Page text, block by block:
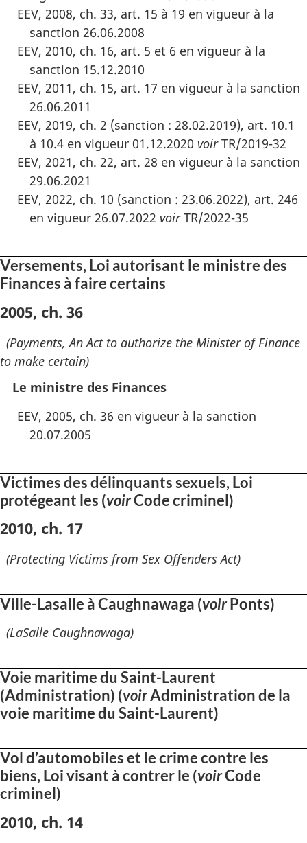
EEV, 2008, ch. 33, art. 15 à 19 en vigueur à la
sanction 26.06.2008
EEV, 2010, ch. 16, art. 5 et 6 en vigueur à la
sanction 15.12.2010
EEV, 2011, ch. 15, art. 17 en vigueur à la sanction
26.06.2011
EEV, 2019, ch. 2 (sanction : 28.02.2019), art. 10.1
à 10.4 en vigueur 01.12.2020 voirTR/2019-32
EEV, 2021, ch. 22, art. 28 en vigueur à la sanction
29.06.2021
EEV, 2022, ch. 10 (sanction : 23.06.2022), art. 246
en vigueur 26.07.2022 voirTR/2022-35
Versements, Loi autorisant le ministre des
Finances à faire certains
2005, ch. 36
(Payments, An Act to authorize the Minister of Finance
to make certain)
Le ministre des Finances
EEV, 2005, ch. 36 en vigueur à la sanction
20.07.2005
Victimes des délinquants sexuels, Loi
protégeant les (voirCode criminel)
2010, ch. 17
(Protecting Victims from Sex Offenders Act)
Ville-Lasalle à Caughnawaga (voirPonts)
(LaSalle Caughnawaga)
Voie maritime du Saint-Laurent
(Administration) (voirAdministration de la
voie maritime du Saint-Laurent)
Vol d’automobiles et le crime contre les
biens, Loi visant à contrer le (voirCode
criminel)
2010, ch. 14